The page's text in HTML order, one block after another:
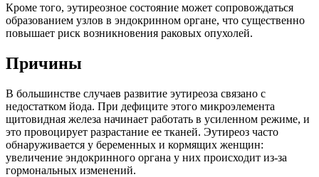
Кроме того, эутиреозное состояние может сопровождаться
образованием узлов в эндокринном органе, что существенно
повышает риск возникновения раковых опухолей.
Причины
В большинстве случаев развитие эутиреоза связано с
недостатком йода. При дефиците этого микроэлемента
щитовидная железа начинает работать в усиленном режиме, и
это провоцирует разрастание ее тканей. Эутиреоз часто
обнаруживается у беременных и кормящих женщин:
увеличение эндокринного органа у них происходит из-за
гормональных изменений.